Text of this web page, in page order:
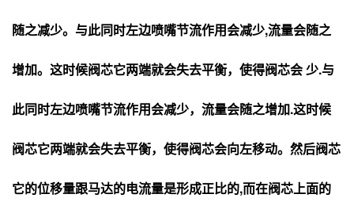
随之减少。与此同时左边喷嘴节流作用会减少,流量会随之
增加。这时候阀芯它两端就会失去平衡，使得阀芯会 少.与
此同时左边喷嘴节流作用会减少，流量会随之增加.这时候
阀芯它两端就会失去平衡，使得阀芯会向左移动。然后阀芯
它的位移量跟马达的电流量是形成正比的,而在阀芯上面的